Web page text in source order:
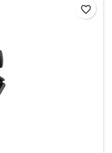
favorite_border